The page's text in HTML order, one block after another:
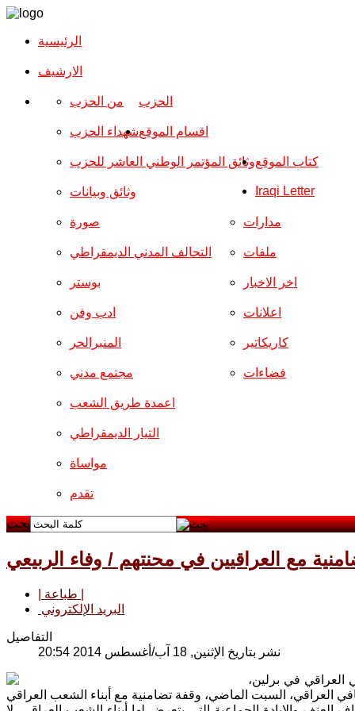
الرئيسية
الارشیف
الحزب من الحزب
شهداء الحزب
وثائق المؤتمر الوطني العاشر للحزب
وثائق وبيانات
اقسام الموقع
صورة
التحالف المدني الديمقراطي
بوستر
ادب وفن
المنبرالحر
مجتمع مدني
مدارات
ملفات
اخر الاخبار
اعلانات
كاريكاتير
فضاءات
اعمدة طريق الشعب
التيار الديمقراطي
مواساة
تقدم
كتاب الموقع
Iraqi Letter
بحث
مع العراقيين في محنتهم / وفاء الربيعي
البريد الإلكتروني
التفاصيل
نشر بتاريخ الإثنين, 18 آب/أغسطس 2014 20:54
العراقي في برلين،